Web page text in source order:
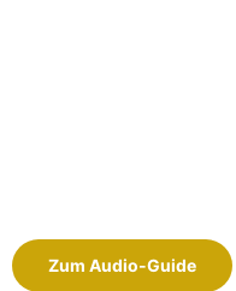
Zum Audio-Guide